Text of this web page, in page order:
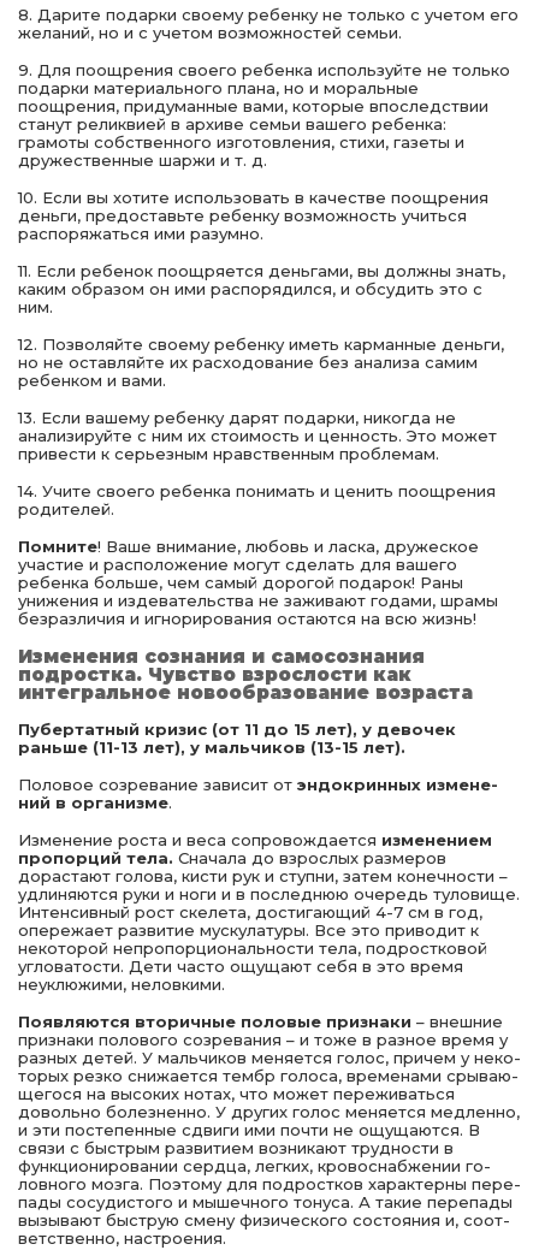
8. Дарите подарки своему ребенку не только с учетом его
желаний, но и с учетом возможностей семьи.
9. Для поощрения своего ребенка используйте не только
подарки материального плана, но и моральные
поощрения, придуманные вами, которые впоследствии
станут реликвией в архиве семьи вашего ребенка:
грамоты собственного изготовления, стихи, газеты и
дружественные шаржи и т. д.
10. Если вы хотите использовать в качестве поощрения
деньги, предоставьте ребенку возможность учиться
распоряжаться ими разумно.
11. Если ребенок поощряется деньгами, вы должны знать,
каким образом он ими распорядился, и обсудить это с
ним.
12. Позволяйте своему ребенку иметь карманные деньги,
но не оставляйте их расходование без анализа самим
ребенком и вами.
13. Если вашему ребенку дарят подарки, никогда не
анализируйте с ним их стоимость и ценность. Это может
привести к серьезным нравственным проблемам.
14. Учите своего ребенка понимать и ценить поощрения
родителей.
Помните! Ваше внимание, любовь и ласка, дружеское
участие и расположение могут сделать для вашего
ребенка больше, чем самый дорогой подарок! Раны
унижения и издевательства не заживают годами, шрамы
безразличия и игнорирования остаются на всю жизнь!
Изменения сознания и самосознания
подростка. Чувство взрослости как
интегральное новообразование возраста
Пубертатный кризис (от 11 до 15 лет), у девочек
раньше (11-13 лет), у мальчиков (13-15 лет).
Половое созревание зависит от эндокринных измене­
ний в организме.
Изменение роста и веса сопровождается изменением
пропорций тела. Сначала до взрослых размеров
дорастают голова, кисти рук и ступни, затем конечности –
удлиня­ются руки и ноги и в последнюю очередь туловище.
Интен­сивный рост скелета, достигающий 4-7 см в год,
опере­жает развитие мускулатуры. Все это приводит к
некоторой непропорциональности тела, подростковой
угловатости. Дети часто ощущают себя в это время
неуклюжими, не­ловкими.
Появляются вторичные половые признаки – внешние
признаки полового созревания – и тоже в разное время у
разных детей. У мальчиков меняется голос, причем у неко­
торых резко снижается тембр голоса, временами срываю­
щегося на высоких нотах, что может переживаться
доволь­но болезненно. У других голос меняется медленно,
и эти постепенные сдвиги ими почти не ощущаются. В
связи с быстрым развитием возникают трудности в
функционировании сердца, легких, кровоснабжении го­
ловного мозга. Поэтому для подростков характерны пере­
пады сосудистого и мышечного тонуса. А такие перепады
вызывают быструю смену физического состояния и, соот­
ветственно, настроения.